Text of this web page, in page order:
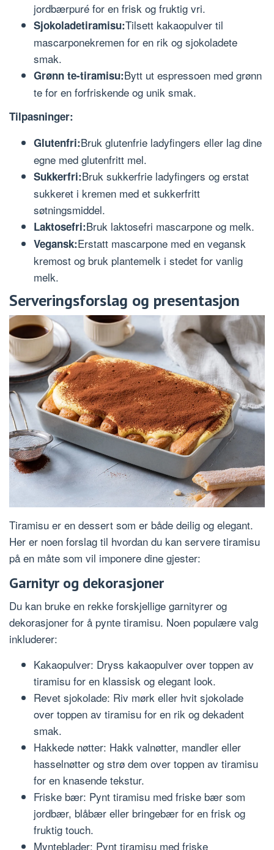
jordbærpuré for en frisk og fruktig vri.
Sjokoladetiramisu:Tilsett kakaopulver til
mascarponekremen for en rik og sjokoladete
smak.
Grønn te-tiramisu:Bytt ut espressoen med grønn
te for en forfriskende og unik smak.
Tilpasninger:
Glutenfri:Bruk glutenfrie ladyfingers eller lag dine
egne med glutenfritt mel.
Sukkerfri:Bruk sukkerfrie ladyfingers og erstat
sukkeret i kremen med et sukkerfritt
søtningsmiddel.
Laktosefri:Bruk laktosefri mascarpone og melk.
Vegansk:Erstatt mascarpone med en vegansk
kremost og bruk plantemelk i stedet for vanlig
melk.
Serveringsforslag og presentasjon
Tiramisu er en dessert som er både deilig og elegant.
Her er noen forslag til hvordan du kan servere tiramisu
på en måte som vil imponere dine gjester:
Garnityr og dekorasjoner
Du kan bruke en rekke forskjellige garnityrer og
dekorasjoner for å pynte tiramisu. Noen populære valg
inkluderer:
Kakaopulver: Dryss kakaopulver over toppen av
tiramisu for en klassisk og elegant look.
Revet sjokolade: Riv mørk eller hvit sjokolade
over toppen av tiramisu for en rik og dekadent
smak.
Hakkede nøtter: Hakk valnøtter, mandler eller
hasselnøtter og strø dem over toppen av tiramisu
for en knasende tekstur.
Friske bær: Pynt tiramisu med friske bær som
jordbær, blåbær eller bringebær for en frisk og
fruktig touch.
Mynteblader: Pynt tiramisu med friske